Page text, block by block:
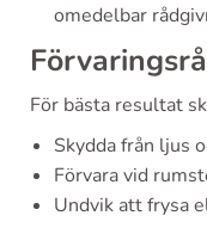
omedelbar
För bästa resultat
Skydda från ljus
Förvara vid
Undvik att frysa